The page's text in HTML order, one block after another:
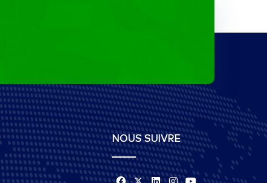
NOUS SUIVRE